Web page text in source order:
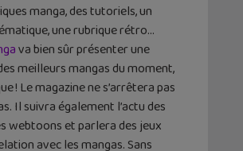
manga, des tutoriels, un
une rubrique rétro…
va bien sûr présenter une
meilleurs mangas du moment,
! Le magazine ne s’arrêtera pas
Il suivra également l’actu des
webtoons et parlera des jeux
avec les mangas. Sans